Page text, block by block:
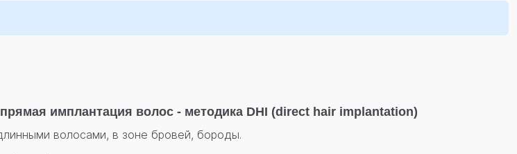
имплантация волос - методика DHI (direct hair implantation)
волосами, в зоне бровей, бороды.